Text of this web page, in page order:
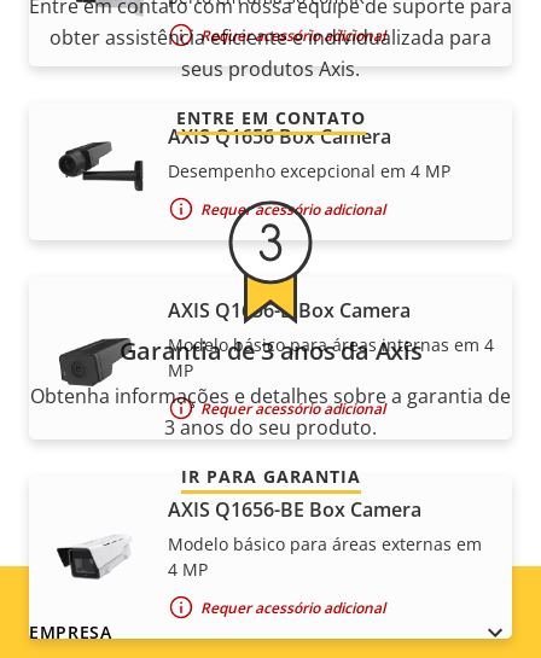
Requer acessório adicional
AXIS Q1656 Box Camera
Desempenho excepcional em 4 MP
Requer acessório adicional
AXIS Q1656-B Box Camera
Modelo básico para áreas internas em 4
MP
Requer acessório adicional
AXIS Q1656-BE Box Camera
Modelo básico para áreas externas em
4 MP
Requer acessório adicional
Entre em contato com nossa equipe de suporte para
obter assistência eficiente e individualizada para
seus produtos Axis.
ENTRE EM CONTATO
Garantia de 3 anos da Axis
Obtenha informações e detalhes sobre a garantia de
3 anos do seu produto.
IR PARA GARANTIA
Footer
EMPRESA